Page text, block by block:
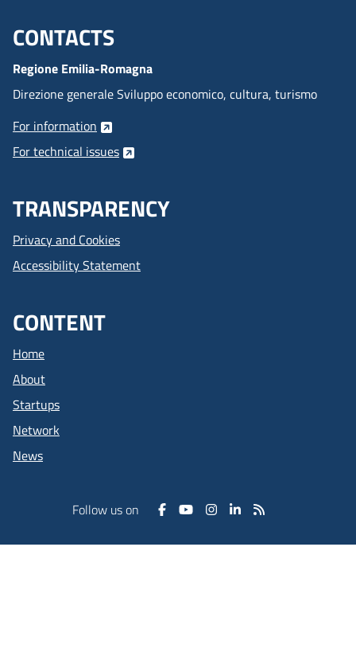
Menu footer inglese
CONTACTS
Regione Emilia-Romagna
Direzione generale Sviluppo economico, cultura, turismo
For information
For technical issues
TRANSPARENCY
Privacy and Cookies
Accessibility Statement
CONTENT
Home
About
Startups
Network
News
Follow us on